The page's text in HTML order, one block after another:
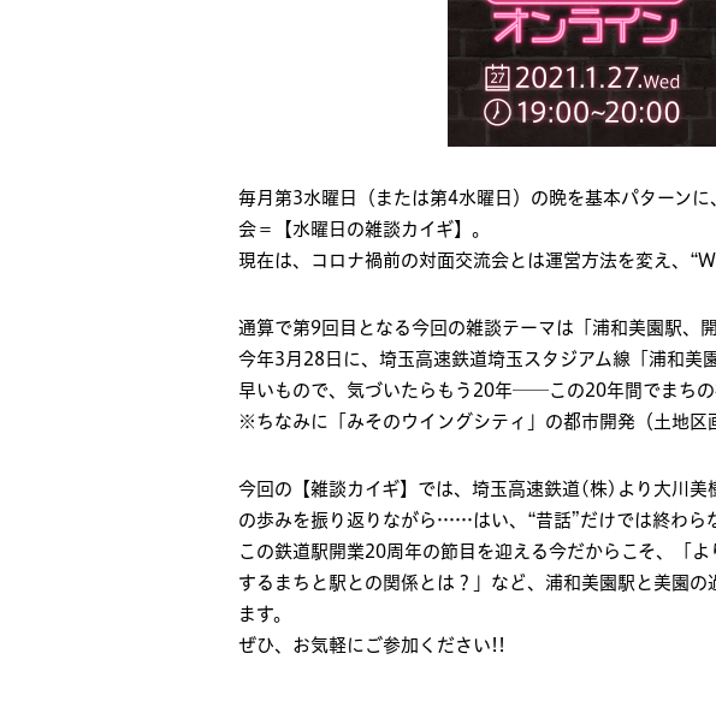
毎月第3水曜日（または第4水曜日）の晩を基本パターン
会＝【水曜日の雑談カイギ】。
現在は、コロナ禍前の対面交流会とは運営方法を変え、
通算で第9回目となる今回の雑談テーマは「浦和美園駅、
今年3月28日に、埼玉高速鉄道埼玉スタジアム線「浦和美
早いもので、気づいたらもう20年──この20年間でまちの
※ちなみに「みそのウイングシティ」の都市開発（土地
今回の【雑談カイギ】では、埼玉高速鉄道(株)より大川
の歩みを振り返りながら……はい、“昔話”だけでは終わら
この鉄道駅開業20周年の節目を迎える今だからこそ、「
するまちと駅との関係とは？」など、浦和美園駅と美園
ます。
ぜひ、お気軽にご参加ください!!